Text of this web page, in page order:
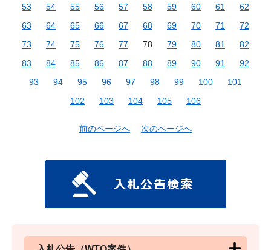
53
54 55 56 57 58 59 60 61
62
63
64 65 66 67 68 69 70 71
72
73
74 75 76 77 78 79 80 81
82
83
84 85 86 87 88 89 90 91
92
93
94 95 96 97 98 99 100
101
102
103 104 105 106
前のページへ 次のページへ